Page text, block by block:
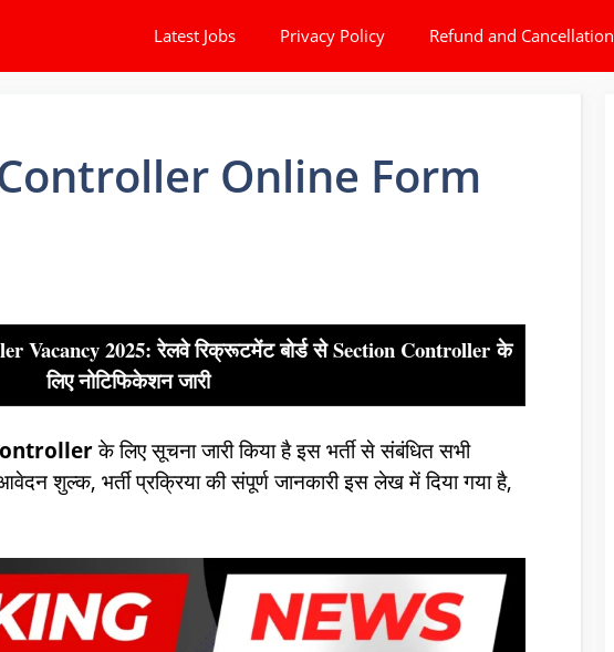
Latest Jobs Privacy Policy Refund and Cancellation
Online Form
Vacancy 2025: रेलवे रिक्रूटमेंट बोर्ड सेSection Controllerके
लिए नोटिफिकेशन जारी
के लिए सूचना जारी किया हैइस भर्ती से संबंधित सभी
शुल्क, भर्ती प्रक्रिया की संपूर्ण जानकारी इस लेख में दिया गया है,